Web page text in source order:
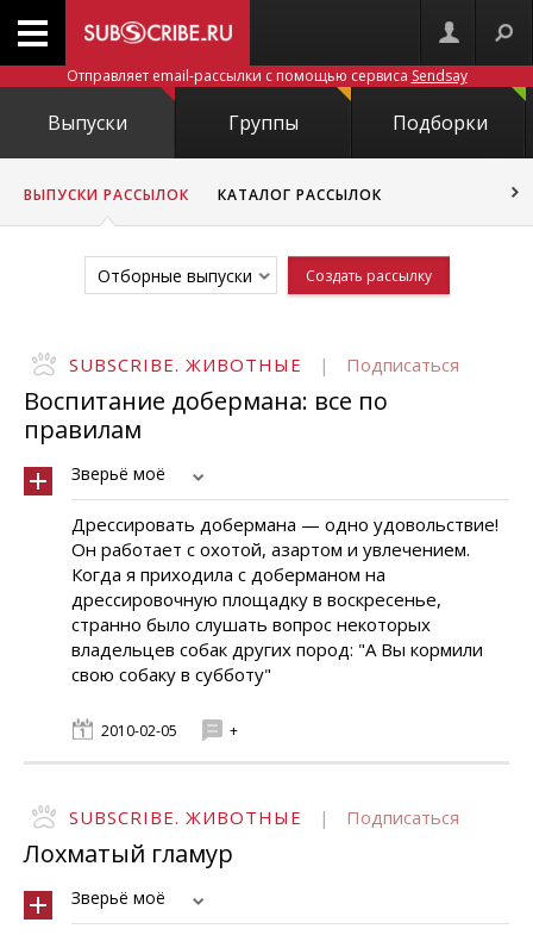
Отправляет email-рассылки с помощью сервиса Sendsay
Выпуски Группы Подборки
ВЫПУСКИ РАССЫЛОК КАТАЛОГ РАССЫЛОК
Отборные выпуски Создать рассылку
SUBSCRIBE. ЖИВОТНЫЕ | Подписаться
Воспитание добермана: все по
правилам
Зверьё моё
Дрессировать добермана — одно удовольствие!
Он работает с охотой, азартом и увлечением.
Когда я приходила с доберманом на
дрессировочную площадку в воскресенье,
странно было слушать вопрос некоторых
владельцев собак других пород: "А Вы кормили
свою собаку в субботу"
2010-02-05 +
SUBSCRIBE. ЖИВОТНЫЕ | Подписаться
Лохматый гламур
Зверьё моё